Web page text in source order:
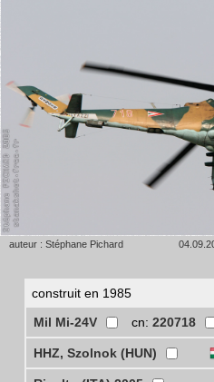
auteur : Stéphane Pichard
construit en 1985
Mil Mi-24V
cn: 220718
HHZ, Szolnok (HUN)